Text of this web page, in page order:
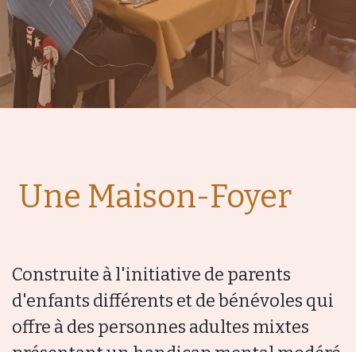
Une Maison-Foyer
Construite à l'initiative de parents
d'enfants différents et de bénévoles qui
offre à des personnes adultes mixtes